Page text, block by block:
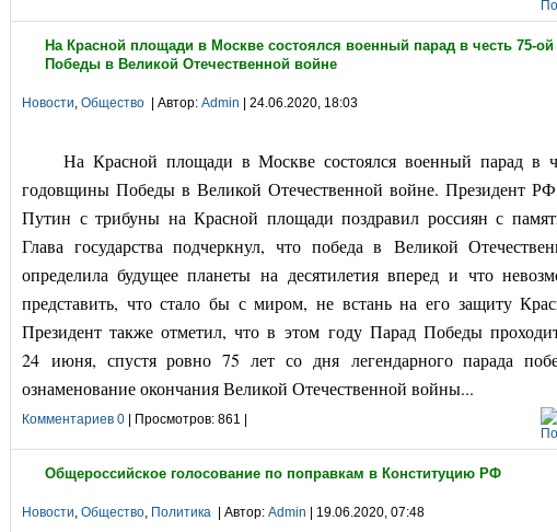
На Красной площади в Москве состоялся военный парад в честь 75-
Победы в Великой Отечественной войне
Новости, Общество | Автор: Admin | 24.06.2020, 18:03
На Красной площади в Москве состоялся военный парад в
годовщины Победы в Великой Отечественной войне. Президент
Путин с трибуны на Красной площади поздравил россиян с
Глава государства подчеркнул, что победа в Великой
определила будущее планеты на десятилетия впереди что
представить, что стало бы с миром, не встань на его защиту
Президент также отметил, что в этом году Парад Победы
24 июня, спустя ровно 75 лет со дня легендарного парада
ознаменование окончания Великой Отечественной войны...
Комментариев 0 | Просмотров: 861 |
Общероссийское голосование по поправкам в Конституцию РФ
Новости, Общество, Политика | Автор: Admin | 19.06.2020, 07:48